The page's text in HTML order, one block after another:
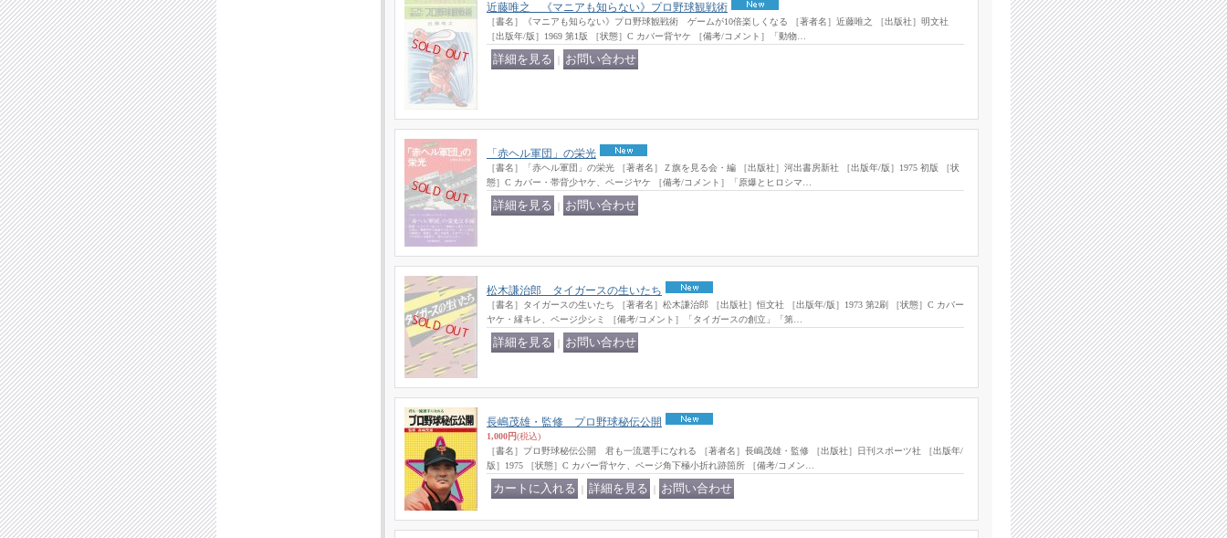
近藤唯之 《マニアも知らない》プロ野球観戦術
［書名］《マニアも知らない》プロ野球観戦術 ゲームが10倍楽しくなる ［著者名］近藤唯之 ［出版社］明文社
［出版年/版］1969 第1版 ［状態］C カバー背ヤケ ［備考/コメント］「動物…
「赤ヘル軍団」の栄光
［書名］「赤ヘル軍団」の栄光 ［著者名］Ｚ旗を見る会・編 ［出版社］河出書房新社 ［出版年/版］1975 初版 ［状
態］C カバー・帯背少ヤケ、ページヤケ ［備考/コメント］「原爆とヒロシマ…
松木謙治郎 タイガースの生いたち
［書名］タイガースの生いたち ［著者名］松木謙治郎 ［出版社］恒文社 ［出版年/版］1973 第2刷 ［状態］C カバー
ヤケ・縁キレ、ページ少シミ ［備考/コメント］「タイガースの創立」「第…
長嶋茂雄・監修 プロ野球秘伝公開
1,000円(税込)
［書名］プロ野球秘伝公開 君も一流選手になれる ［著者名］長嶋茂雄・監修 ［出版社］日刊スポーツ社 ［出版年/
版］1975 ［状態］C カバー背ヤケ、ページ角下極小折れ跡箇所 ［備考/コメン…